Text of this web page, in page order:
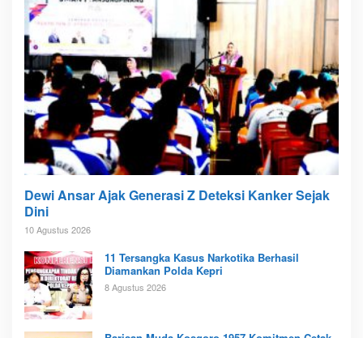
Dewi Ansar Ajak Generasi Z Deteksi Kanker Sejak
Dini
10 Agustus 2026
11 Tersangka Kasus Narkotika Berhasil
Diamankan Polda Kepri
8 Agustus 2026